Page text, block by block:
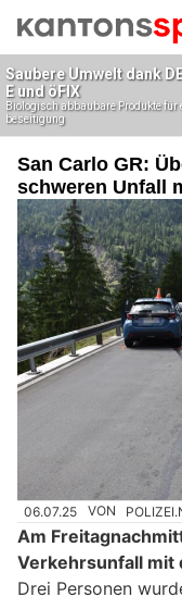
San Carlo GR:
schweren Unfall
06.07.25 VON
Am
Verkehrsunfall mit
Drei Personen